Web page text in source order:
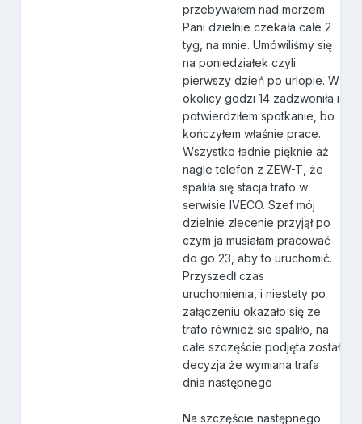
przebywałem nad morzem.
Pani dzielnie czekała całe 2
tyg, na mnie. Umówiliśmy się
na poniedziałek czyli
pierwszy dzień po urlopie. W
okolicy godzi 14 zadzwoniła i
potwierdziłem spotkanie, bo
kończyłem właśnie prace.
Wszystko ładnie pięknie aż
nagle telefon z ZEW-T, że
spaliła się stacja trafo w
serwisie IVECO. Szef mój
dzielnie zlecenie przyjął po
czym ja musiałam pracować
do go 23, aby to uruchomić.
Przyszedł czas
uruchomienia, i niestety po
załączeniu okazało się ze
trafo również sie spaliło, na
całe szczęście podjęta został
decyzja że wymiana trafa
dnia następnego
Na szczęście następnego